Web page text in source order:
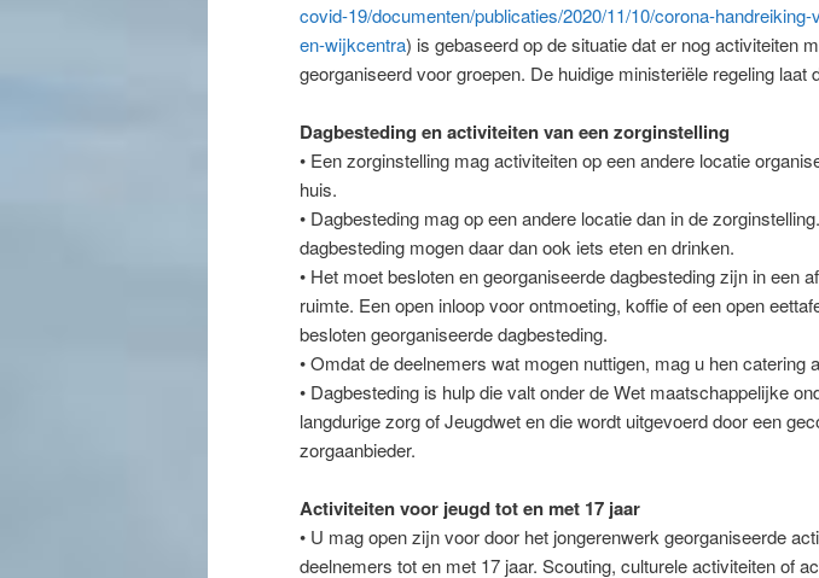
covid-19/documenten/publicaties/2020/11/10/corona-
en-wijkcentra) is gebaseerd op de situatie dat er nog activiteiten
georganiseerd voor groepen. De huidige ministeriële regeling laat
Dagbesteding en activiteiten van een zorginstelling
• Een zorginstelling mag activiteiten op een andere locatie
huis.
• Dagbesteding mag op een andere locatie dan in de
dagbesteding mogen daar dan ook iets eten en drinken.
• Het moet besloten en georganiseerde dagbesteding zijn in een
ruimte. Een open inloop voor ontmoeting, koffie of een open
besloten georganiseerde dagbesteding.
• Omdat de deelnemers wat mogen nuttigen, mag u hen catering
• Dagbesteding is hulp die valt onder de Wet maatschappelijke
langdurige zorg of Jeugdwet en die wordt uitgevoerd door een
zorgaanbieder.
Activiteiten voor jeugd tot en met 17 jaar
• U mag open zijn voor door het jongerenwerk georganiseerde
deelnemers tot en met 17 jaar. Scouting, culturele activiteiten of